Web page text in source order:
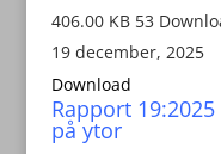
406.00 KB 53
19 december, 2025
Download
Rapport
på ytor